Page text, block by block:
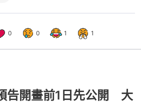
0 0 1 1
告開畫前1日先公開 大